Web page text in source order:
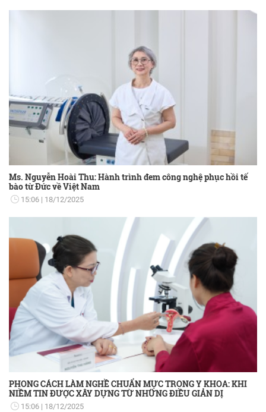
Ms. Nguyễn Hoài Thu: Hành trình đem công nghệ phục hồi tế
bào từ Đức về Việt Nam
15:06 18/12/2025
PHONG CÁCH LÀM NGHỀ CHUẨN MỰC TRONG Y KHOA: KHI
NIỀM TIN ĐƯỢC XÂY DỰNG TỪ NHỮNG ĐIỀU GIẢN DỊ
15:06 18/12/2025